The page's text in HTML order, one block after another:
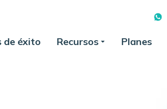
de éxito Recursos Planes